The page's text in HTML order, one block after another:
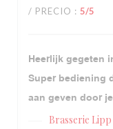
/ PRECIO : 5/5
Heerlijk gegeten
Super bediening
aan geven door
Brasserie Lipp